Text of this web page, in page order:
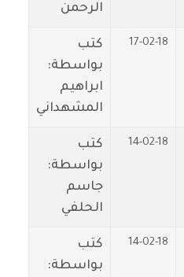
الرحمن
17-02-18
كتب
بواسطة:
ابراهيم
المشهداني
14-02-18
كتب
بواسطة:
جاسم
الحلفي
14-02-18
كتب
بواسطة: